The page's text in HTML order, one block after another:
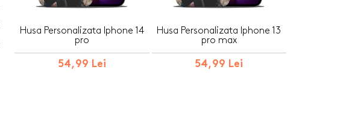
Husa Personalizata Iphone 14
pro
54,99 Lei
Husa Personalizata Iphone 13
pro max
54,99 Lei